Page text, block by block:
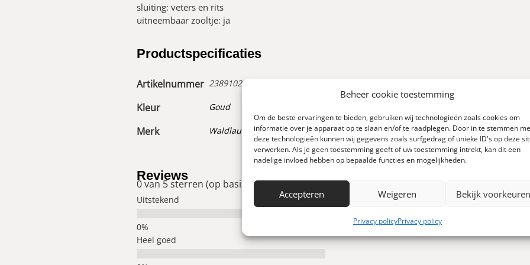
Beheer cookie toestemming
Om de beste ervaringen te bieden, gebruiken wij technologieën zoals cookies om
informatie over je apparaat op te slaan en/of te raadplegen. Door in te stemmen
deze technologieën kunnen wij gegevens zoals surfgedrag of unieke ID's op deze
verwerken. Als je geen toestemming geeft of uw toestemming intrekt, kan dit een
nadelige invloed hebben op bepaalde functies en mogelijkheden.
Accepteren Weigeren Bekijk voorkeuren
Privacy policyPrivacy policy
sluiting: veters en rits
uitneembaar zooltje: ja
Productspecificaties
Artikelnummer 238910273000
Kleur Goud
Merk Waldlaufer
Reviews
0 van 5 sterren (op basis van 0 reviews)
Uitstekend
Heel goed